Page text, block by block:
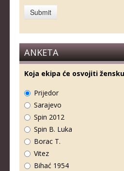
ANKETA
Koja ekipa će osvojiti
Prijedor
Sarajevo
Spin 2012
Spin B. Luka
Borac T.
Vitez
Bihać 1954